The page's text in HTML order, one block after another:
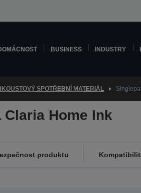
BUSINESS INDUSTRY
SPOTŘEBNÍ MATERIÁL
Home Ink
produktu